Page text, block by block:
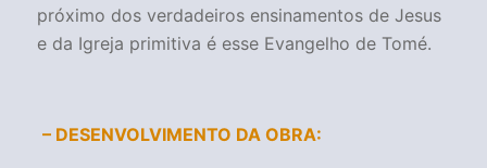
próximo dos verdadeiros ensinamentos de Jesus
e da Igreja primitiva é esse Evangelho de Tomé.
– DESENVOLVIMENTO DA OBRA: